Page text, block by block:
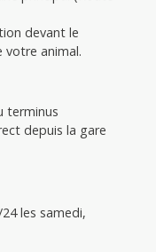
devant le
animal.
terminus
depuis la gare
les samedi,